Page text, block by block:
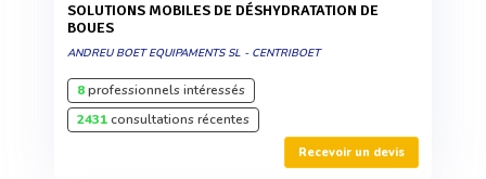
SOLUTIONS MOBILES DE DÉSHYDRATATION DE
BOUES
ANDREU BOET EQUIPAMENTS SL - CENTRIBOET
8professionnels intéressés
2431consultations récentes
Recevoir un devis